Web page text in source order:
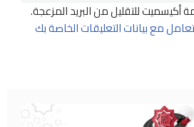
للتقليل من البريد المزعجة.
مع بيانات التعليقات الخاصة بك